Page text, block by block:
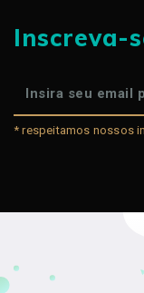
Inscreva-
* respeitamos nossos